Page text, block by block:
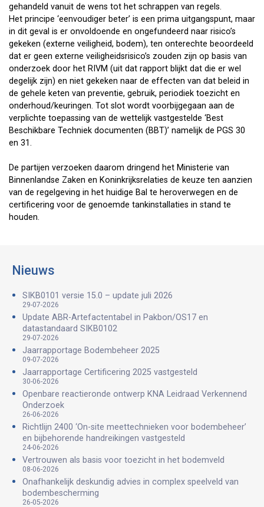
gehandeld vanuit de wens tot het schrappen van regels.
Het principe ‘eenvoudiger beter’ is een prima uitgangspunt, maar
in dit geval is er onvoldoende en ongefundeerd naar risico’s
gekeken (externe veiligheid, bodem), ten onterechte beoordeeld
dat er geen externe veiligheidsrisico’s zouden zijn op basis van
onderzoek door het RIVM (uit dat rapport blijkt dat die er wel
degelijk zijn) en niet gekeken naar de effecten van dat beleid in
de gehele keten van preventie, gebruik, periodiek toezicht en
onderhoud/keuringen. Tot slot wordt voorbijgegaan aan de
verplichte toepassing van de wettelijk vastgestelde ‘Best
Beschikbare Techniek documenten (BBT)’ namelijk de PGS 30
en 31.
De partijen verzoeken daarom dringend het Ministerie van
Binnenlandse Zaken en Koninkrijksrelaties de keuze ten aanzien
van de regelgeving in het huidige Bal te heroverwegen en de
certificering voor de genoemde tankinstallaties in stand te
houden.
Nieuws
SIKB0101 versie 15.0 – update juli 2026
29-07-2026
Update ABR-Artefactentabel in Pakbon/OS17 en
datastandaard SIKB0102
29-07-2026
Jaarrapportage Bodembeheer 2025
09-07-2026
Jaarrapportage Certificering 2025 vastgesteld
30-06-2026
Openbare reactieronde ontwerp KNA Leidraad Verkennend
Onderzoek
26-06-2026
Richtlijn 2400 ‘On-site meettechnieken voor bodembeheer’
en bijbehorende handreikingen vastgesteld
24-06-2026
Vertrouwen als basis voor toezicht in het bodemveld
08-06-2026
Onafhankelijk deskundig advies in complex speelveld van
bodembescherming
26-05-2026